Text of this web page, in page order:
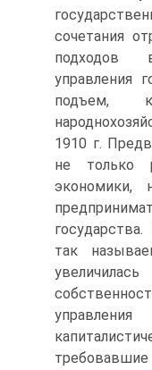
сочетания
подходов
управления
подъем,
1910 г.
не только
экономики,
так